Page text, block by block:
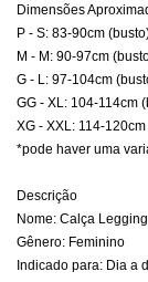
Dimensões
P - S: 83-90cm
M - M: 90-97cm
G - L: 97-104cm
GG - XL: 104-114cm
XG - XXL: 114-
*pode haver uma
Descrição
Nome: Calça
Gênero: Feminino
Indicado para: Dia a